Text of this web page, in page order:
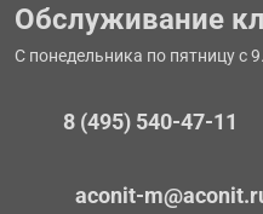
Обслуживание
С понедельника по пятницу с
8 (495) 540-47-11
aconit-